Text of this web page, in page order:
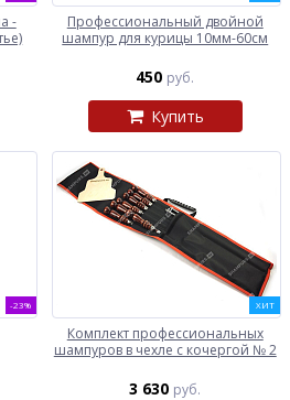
-
Профессиональный двойной
шампур для курицы 10мм-60см
450 руб.
Купить
-23% ХИТ
Комплект профессиональных
шампуров в чехле с кочергой № 2
3 630 руб.